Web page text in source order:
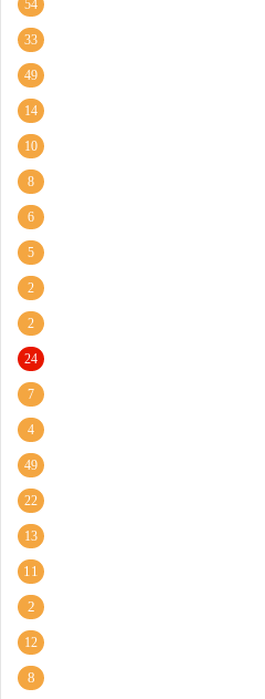
33
49
14
10
8
6
5
2
2
24
7
4
49
22
13
11
2
12
8